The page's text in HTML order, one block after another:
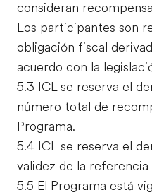
consideran
Los participantes son
obligación fiscal
acuerdo con la
5.3 ICL se reserva el
número total de
Programa.
5.4 ICL se reserva el
validez de la
5.5 El Programa está